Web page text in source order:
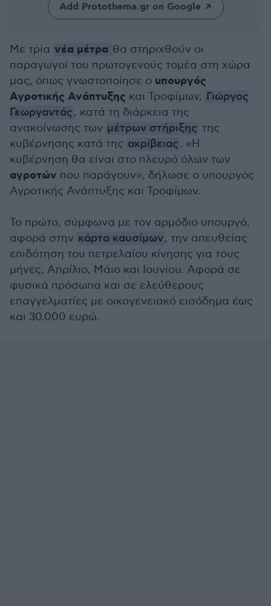
Add Protothema.gr on Google
Με τρία νέα μέτρα θα στηριχθούν οι
παραγωγοί του πρωτογενούς τομέα στη χώρα
μας, όπως γνωστοποίησε ο υπουργός
Αγροτικής Ανάπτυξης και Τροφίμων, Γιώργος
Γεωργαντάς, κατά τη διάρκεια της
ανακοίνωσης των μέτρων στήριξης της
κυβέρνησης κατά της ακρίβειας. «Η
κυβέρνηση θα είναι στο πλευρό όλων των
αγροτών που παράγουν», δήλωσε ο υπουργός
Αγροτικής Ανάπτυξης και Τροφίμων.
Το πρώτο, σύμφωνα με τον αρμόδιο υπουργό,
αφορά στην κάρτα καυσίμων, την απευθείας
επιδότηση του πετρελαίου κίνησης για τους
μήνες, Απρίλιο, Μάιο και Ιουνίου. Αφορά σε
φυσικά πρόσωπα και σε ελεύθερους
επαγγελματίες με οικογενειακό εισόδημα έως
και 30.000 ευρώ.